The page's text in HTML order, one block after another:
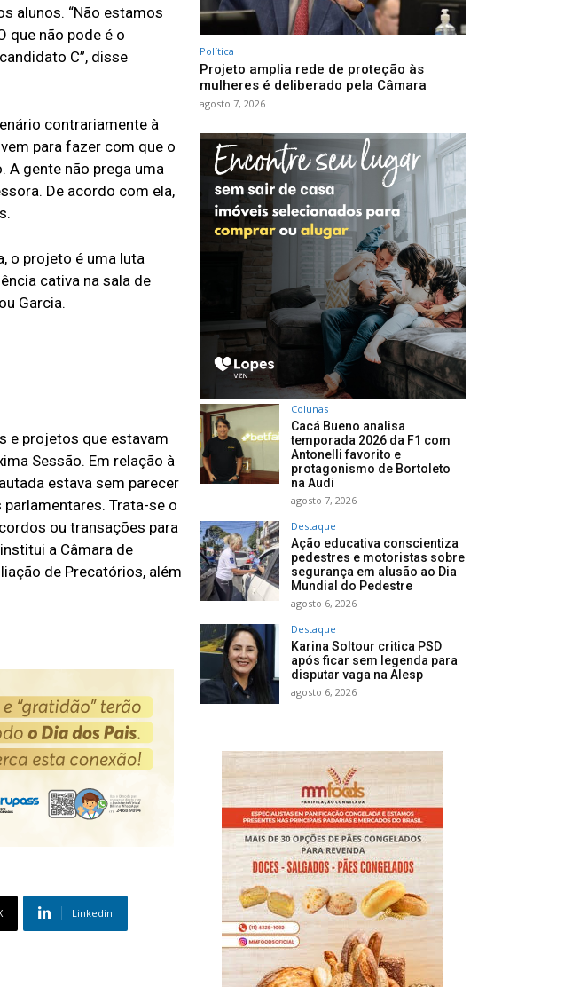
alunos. “Não estamos
que não pode é o
C”, disse
contrariamente à
para fazer com que o
A gente não prega uma
De acordo com ela,
o projeto é uma luta
cativa na sala de
Garcia.
e projetos que estavam
Sessão. Em relação à
estava sem parecer
Trata-se o
ou transações para
a Câmara de
de Precatórios, além
Linkedin
Política
Projeto amplia rede de proteção às
mulheres é deliberado pela Câmara
agosto 7, 2026
Colunas
Cacá Bueno analisa
temporada 2026 da F1 com
Antonelli favorito e
protagonismo de Bortoleto
na Audi
agosto 7, 2026
Destaque
Ação educativa conscientiza
pedestres e motoristas sobre
segurança em alusão ao Dia
Mundial do Pedestre
agosto 6, 2026
Destaque
Karina Soltour critica PSD
após ficar sem legenda para
disputar vaga na Alesp
agosto 6, 2026